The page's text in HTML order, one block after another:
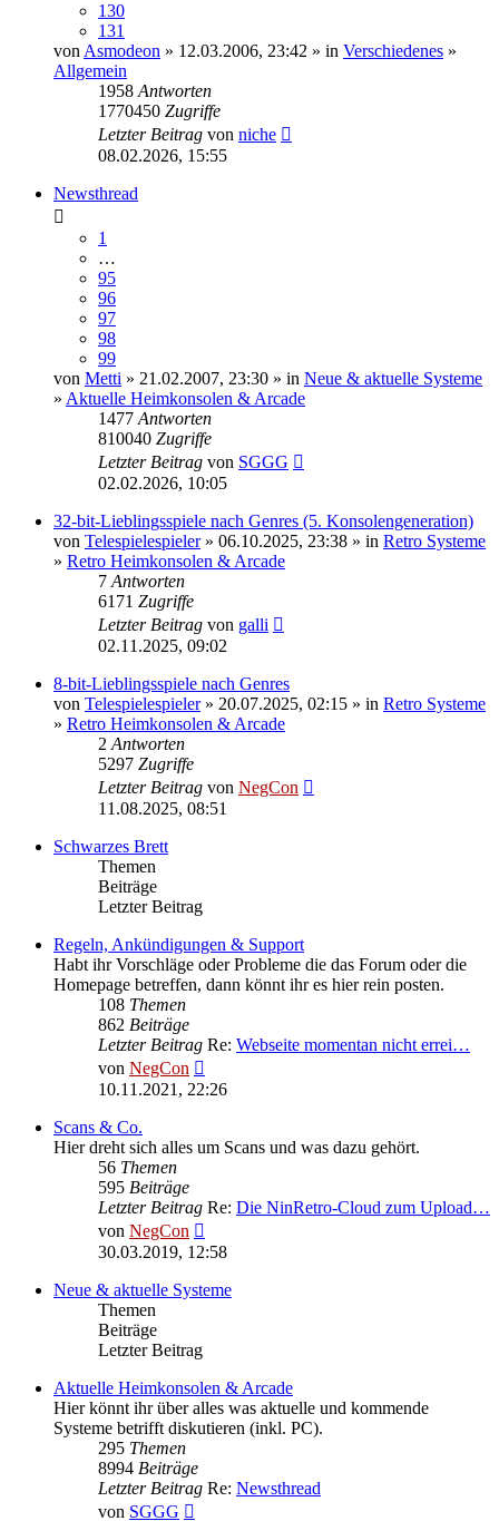
130
131
von Asmodeon » 12.03.2006, 23:42 » in Verschiedenes »
Allgemein
1958 Antworten
1770450 Zugriffe
Letzter Beitrag von niche
08.02.2026, 15:55
Newsthread
1
…
95
96
97
98
99
von Metti » 21.02.2007, 23:30 » in Neue & aktuelle Systeme
» Aktuelle Heimkonsolen & Arcade
1477 Antworten
810040 Zugriffe
Letzter Beitrag von SGGG
02.02.2026, 10:05
32-bit-Lieblingsspiele nach Genres (5. Konsolengeneration)
von Telespielespieler» 06.10.2025, 23:38 » in Retro Systeme
» Retro Heimkonsolen & Arcade
7 Antworten
6171 Zugriffe
Letzter Beitrag von galli
02.11.2025, 09:02
8-bit-Lieblingsspiele nach Genres
von Telespielespieler» 20.07.2025, 02:15 » in Retro Systeme
» Retro Heimkonsolen & Arcade
2 Antworten
5297 Zugriffe
Letzter Beitrag von NegCon
11.08.2025, 08:51
Schwarzes Brett
Themen
Beiträge
Letzter Beitrag
Regeln, Ankündigungen & Support
Habt ihr Vorschläge oder Probleme die das Forum oder die
Homepage betreffen, dann könnt ihr es hier rein posten.
108 Themen
862 Beiträge
Letzter Beitrag Re: Webseite momentan nicht errei…
von NegCon
Beitrag
10.11.2021, 22:26
Scans & Co.
Hier dreht sich alles um Scans und was dazu gehört.
56 Themen
595 Beiträge
Letzter Beitrag Re: Die NinRetro-Cloud zum Upload…
von NegCon
Beitrag
30.03.2019, 12:58
Neue & aktuelle Systeme
Themen
Beiträge
Letzter Beitrag
Aktuelle Heimkonsolen & Arcade
Hier könnt ihr über alles was aktuelle und kommende
Systeme betrifft diskutieren (inkl. PC).
295 Themen
8994 Beiträge
Letzter Beitrag Re: Newsthread
von SGGG